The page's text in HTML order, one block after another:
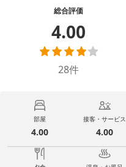
総合評価
4.00
28件
部屋
4.00
接客・サービス
4.00